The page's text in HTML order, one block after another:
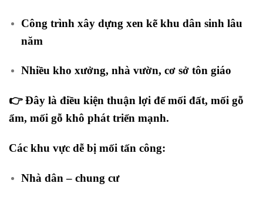
Công trình xây dựng xen kẽ khu dân sinh lâu
năm
Nhiều kho xưởng, nhà vườn, cơ sở tôn giáo
👉 Đây là điều kiện thuận lợi đểmối đất, mối gỗ
ẩm, mối gỗ khô phát triển mạnh.
Các khu vực dễ bị mối tấn công:
Nhà dân – chung cư